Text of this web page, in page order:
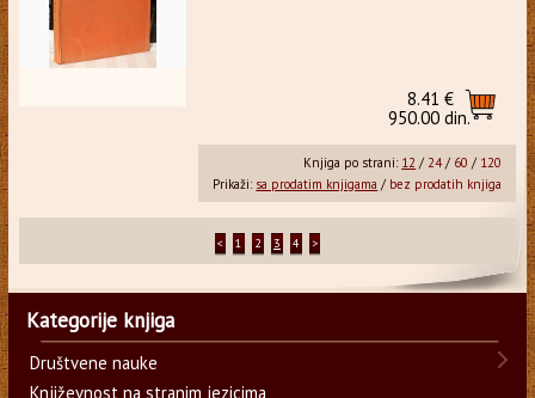
8.41 €
950.00 din.
Knjiga po strani: 12 /24/ 60 / 120
Prikaži: sa prodatim knjigama / bez prodatih knjiga
< 1 2 3 4 >
Kategorije knjiga
Društvene nauke
Književnost na stranim jezicima